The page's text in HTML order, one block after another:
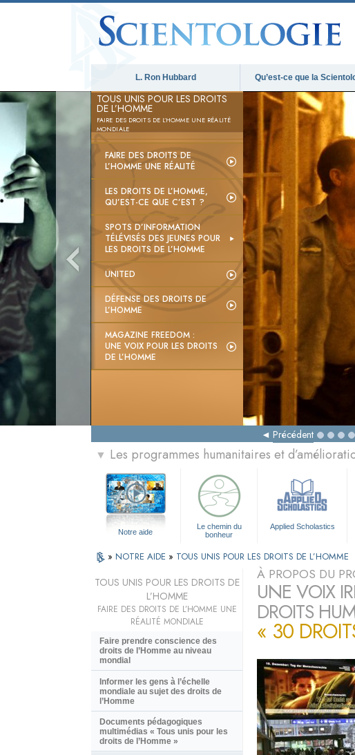
L. Ron Hubbard Qu’est-ce que la
TOUS UNIS POUR LES DROITS
DE L’HOMME
FAIRE DES DROITS DE L’HOMME UNE RÉALITÉ
MONDIALE
FAIRE DES DROITS DE
L’HOMME UNE RÉALITÉ
LES DROITS DE L’HOMME,
QU’EST-CE QUE C’EST ?
SPOTS D’INFORMATION
TÉLÉVISÉS DES JEUNES POUR
LES DROITS DE L’HOMME
UNITED
DÉFENSE DES DROITS DE
L’HOMME
MAGAZINE FREEDOM :
UNE VOIX POUR LES DROITS
DE L’HOMME
Précédent
▼ Les programmes humanitaires et
Notre aide
Le chemin du
bonheur
Applied Scholastics
» NOTRE AIDE » TOUS UNIS POUR LES DROITS DE L’HOMME
À PROPOS DU
UNE VOIX
DROITS
« 30
TOUS UNIS POUR LES DROITS DE
L’HOMME
FAIRE DES DROITS DE L’HOMME UNE
RÉALITÉ MONDIALE
Faire prendre conscience des
droits de l’Homme au niveau
mondial
Informer les gens à l’échelle
mondiale au sujet des droits de
l’Homme
Documents pédagogiques
multimédias « Tous unis pour les
droits de l’Homme »